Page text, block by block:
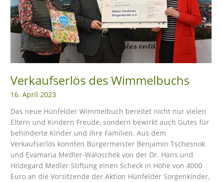
Verkaufserlös des Wimmelbuchs
16. April 2023
Das neue Hünfelder Wimmelbuch bereitet nicht nur vielen
Eltern und Kindern Freude, sondern bewirkt auch Gutes für
behinderte Kinder und ihre Familien. Aus dem
Verkaufserlös konnten Bürgermeister Benjamin Tschesnok
und Evamaria Medler-Waloschek von der Dr. Hans und
Hildegard Medler Stiftung einen Scheck in Höhe von 4000
Euro an die Vorsitzende der Aktion Hünfelder Sorgenkinder,